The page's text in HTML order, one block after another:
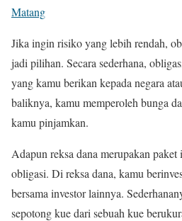
Matang
Jika ingin risiko yang lebih rendah,
jadi pilihan. Secara sederhana,
yang kamu berikan kepada negara
baliknya, kamu memperoleh bunga
kamu pinjamkan.
Adapun reksa dana merupakan paket
obligasi. Di reksa dana, kamu
bersama investor lainnya.
sepotong kue dari sebuah kue